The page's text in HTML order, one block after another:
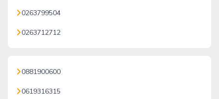
0263799504
0263712712
0881900600
0619316315